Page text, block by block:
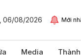
06/08/2026 Mới
Media